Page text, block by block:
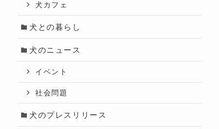
犬カフェ
犬との暮らし
犬のニュース
イベント
社会問題
犬のプレスリリース